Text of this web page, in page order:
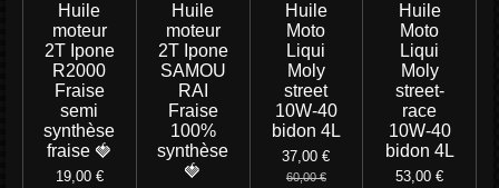
Huile
moteur
2T Ipone
R2000
Fraise
semi
synthèse
fraise 🍓
19,00 €
Huile
moteur
2T Ipone
SAMOU
RAI
Fraise
100%
synthèse
🍓
Huile
Moto
Liqui
Moly
street
10W-40
bidon 4L
37,00 €
60,00 €
Huile
Moto
Liqui
Moly
street-
race
10W-40
bidon 4L
53,00 €